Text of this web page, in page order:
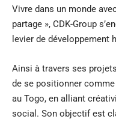
Vivre dans un monde
partage », CDK-Group
levier de développement
Ainsi à travers ses
de se positionner comme
au Togo, en alliant
social. Son objectif est